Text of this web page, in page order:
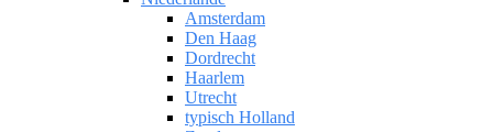
Amsterdam
Den Haag
Dordrecht
Haarlem
Utrecht
typisch Holland